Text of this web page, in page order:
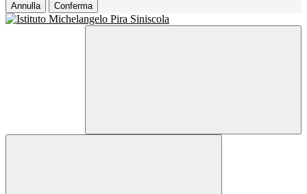
Annulla Conferma